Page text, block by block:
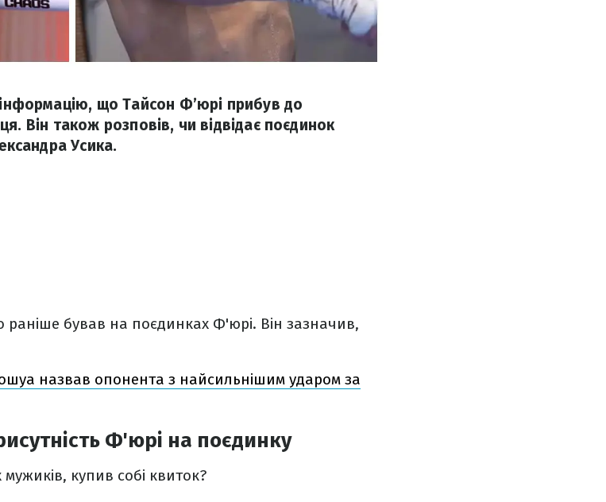
що Тайсон Ф’юрі прибув до
Він також розповів, чи відвідає поєдинок
Усика.
бував на поєдинках Ф'юрі. Він зазначив,
назвав опонента з найсильнішим ударом за
Ф'юрі на поєдинку
купив собі квиток?